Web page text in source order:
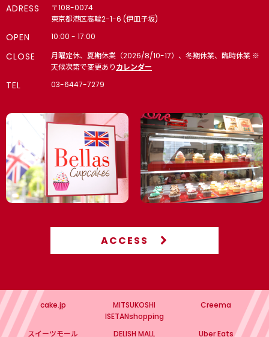
ADRESS
〒108-0074
東京都港区高輪2-1-6 (伊皿子坂)
OPEN 10:00 - 17:00
CLOSE
月曜定休、夏期休業（2026/8/10-17）、冬期休業、臨時休業 ※
天候次第で変更ありカレンダー
TEL 03-6447-7279
ACCESS
cake.jp
MITSUKOSHI
ISETANshopping
Creema
スイーツモール DELISH MALL
Uber Eats